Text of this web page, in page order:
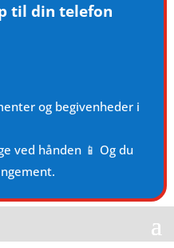
til din telefon
og begivenheder i
ved hånden 📱 Og du